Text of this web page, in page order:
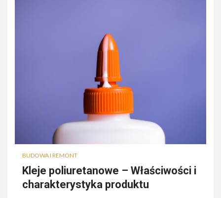
BUDOWA I REMONT
Kleje poliuretanowe – Właściwości i
charakterystyka produktu